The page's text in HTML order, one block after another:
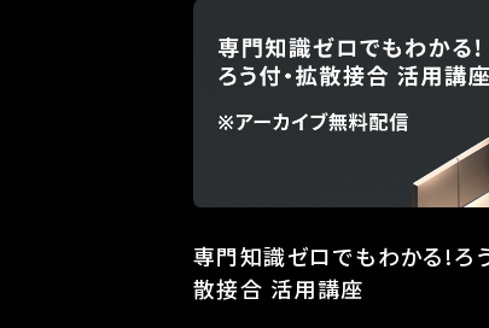
専門知識ゼロでもわかる!ろ
散接合 活用講座